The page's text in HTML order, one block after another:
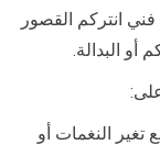
انتركم القصور
أو البدالة.
النغمات أو